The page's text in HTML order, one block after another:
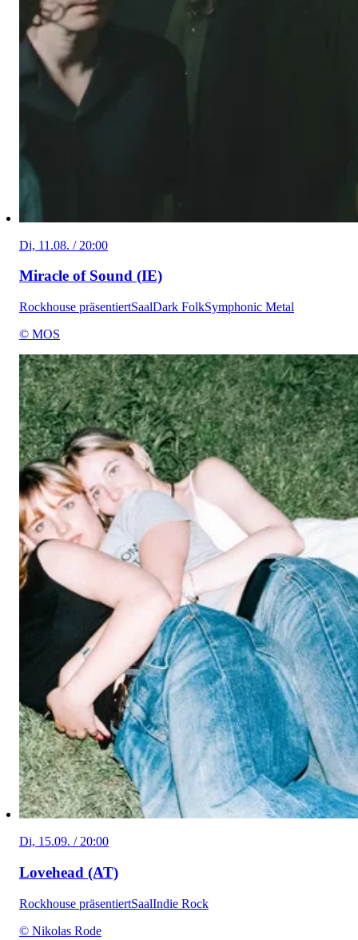
Di, 11.08. / 20:00
Miracle of Sound (IE)
Rockhouse präsentiertSaalDark FolkSymphonic Metal
© MOS
Di, 15.09. / 20:00
Lovehead (AT)
Rockhouse präsentiertSaalIndie Rock
© Nikolas Rode